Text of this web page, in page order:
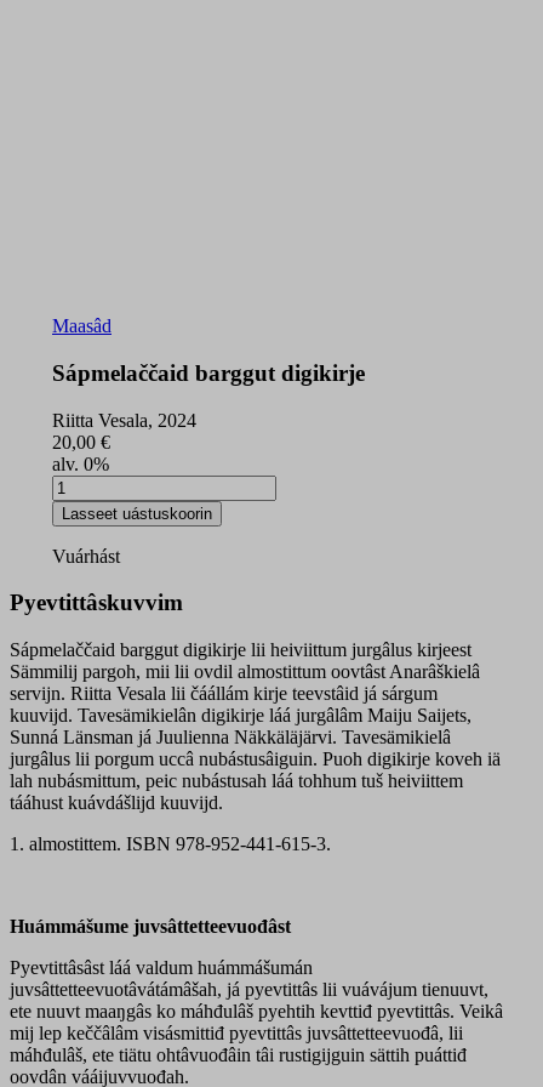
Maasâd
Sápmelaččaid barggut digikirje
Riitta Vesala, 2024
20,00 €
alv. 0%
Sápmelaččaid
barggut
digikirje
quantity
Lasseet uástuskoorin
Vuárhást
Pyevtittâskuvvim
Sápmelaččaid barggut digikirje lii heiviittum jurgâlus kirjeest
Sämmilij pargoh, mii lii ovdil almostittum oovtâst Anarâškielâ
servijn. Riitta Vesala lii čáállám kirje teevstâid já sárgum
kuuvijd. Tavesämikielân digikirje láá jurgâlâm Maiju Saijets,
Sunná Länsman já Juulienna Näkkäläjärvi. Tavesämikielâ
jurgâlus lii porgum uccâ nubástusâiguin. Puoh digikirje koveh iä
lah nubásmittum, peic nubástusah láá tohhum tuš heiviittem
tááhust kuávdášlijd kuuvijd.
1. almostittem. ISBN 978-952-441-615-3.
Huámmášume juvsâttetteevuođâst
Pyevtittâsâst láá valdum huámmášumán
juvsâttetteevuotâvátámâšah, já pyevtittâs lii vuávájum tienuuvt,
ete nuuvt maaŋgâs ko máhđulâš pyehtih kevttiđ pyevtittâs. Veikâ
mij lep keččâlâm visásmittiđ pyevtittâs juvsâttetteevuođâ, lii
máhđulâš, ete tiätu ohtâvuođâin tâi rustigijguin sättih puáttiđ
oovdân vááijuvvuođah.